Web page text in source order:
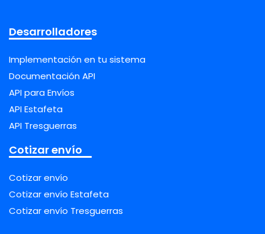
Desarrolladores
Implementación en tu sistema
Documentación API
API para Envíos
API Estafeta
API Tresguerras
Cotizar envío
Cotizar envío
Cotizar envío Estafeta
Cotizar envío Tresguerras